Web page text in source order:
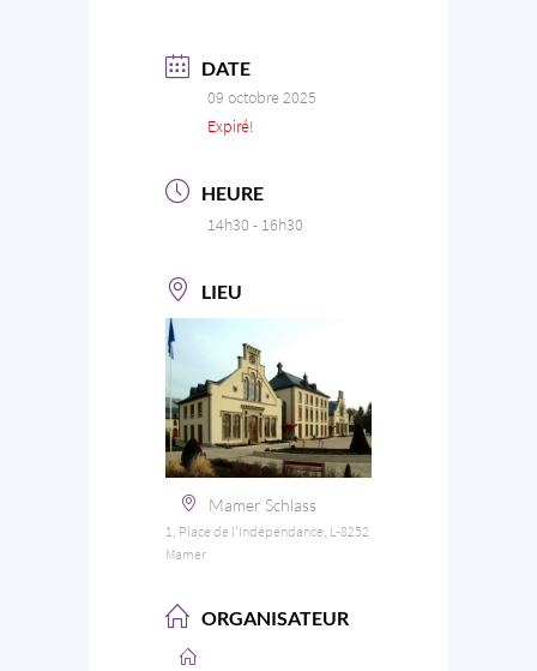
DATE
09 octobre 2025
Expiré!
HEURE
14h30 - 16h30
LIEU
Mamer Schlass
1, Place de l'Indépendance, L-8252
Mamer
ORGANISATEUR